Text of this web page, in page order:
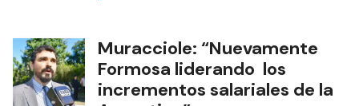
Muracciole: “Nuevamente
Formosa liderando los
incrementos salariales de la